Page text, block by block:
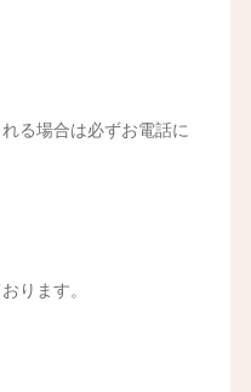
る場合は必ずお電話に
ります。